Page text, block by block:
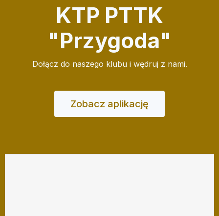
KTP PTTK
"Przygoda"
Dołącz do naszego klubu i wędruj z nami.
Zobacz aplikację